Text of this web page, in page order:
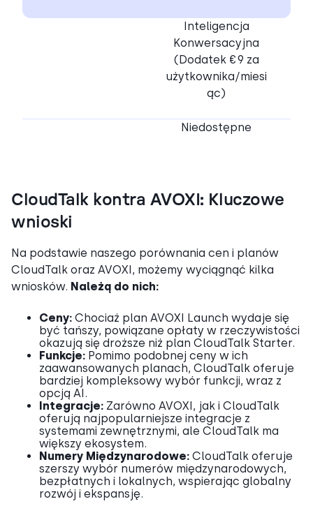
Inteligencja
Konwersacyjna
(Dodatek €9 za
użytkownika/miesi
ąc)
Niedostępne
CloudTalk kontra AVOXI: Kluczowe
wnioski
Na podstawie naszego porównania cen i planów
CloudTalk oraz AVOXI, możemy wyciągnąć kilka
wniosków. Należą do nich:
Ceny: Chociaż plan AVOXI Launch wydaje się
być tańszy, powiązane opłaty w rzeczywistości
okazują się droższe niż plan CloudTalk Starter.
Funkcje: Pomimo podobnej ceny w ich
zaawansowanych planach, CloudTalk oferuje
bardziej kompleksowy wybór funkcji, wraz z
opcją AI.
Integracje: Zarówno AVOXI, jak i CloudTalk
oferują najpopularniejsze integracje z
systemami zewnętrznymi, ale CloudTalk ma
większy ekosystem.
Numery Międzynarodowe: CloudTalk oferuje
szerszy wybór numerów międzynarodowych,
bezpłatnych i lokalnych, wspierając globalny
rozwój i ekspansję.